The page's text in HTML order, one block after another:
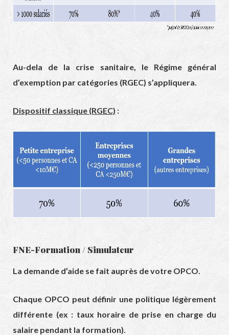
Au-dela de la crise sanitaire, le Régime général
d’exemption par catégories (RGEC) s’appliquera.
Dispositif classique (RGEC) :
FNE-Formation / Simulateur
La demande d’aide se fait auprès de votre OPCO.
Chaque OPCO peut définir une politique légèrement
différente (ex : taux horaire de prise en charge du
salaire pendant la formation).